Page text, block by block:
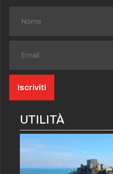
UTILITÀ